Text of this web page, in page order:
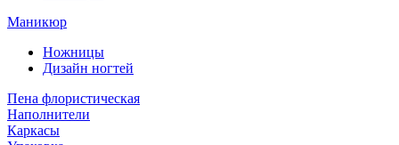
Маникюр
Ножницы
Дизайн ногтей
Пена флористическая
Наполнители
Каркасы